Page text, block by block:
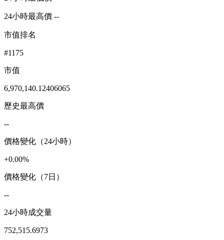
24小時最高價 --
市值排名
#1175
市值
6,970,140.12406065
歷史最高價
--
價格變化（24小時）
+0.00%
價格變化（7日）
--
24小時成交量
752,515.6973